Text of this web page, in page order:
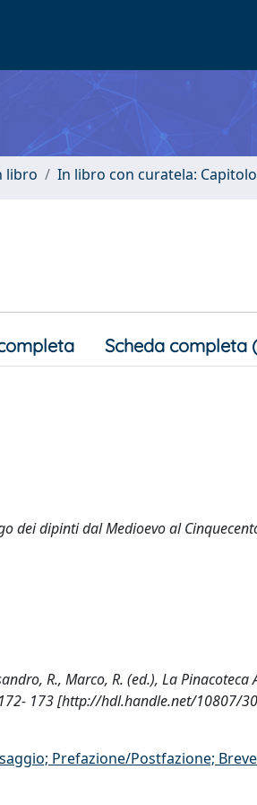
libro In libro con curatela:
Scheda completa
dei dipinti dal Medioevo al
R., Marco, R. (ed.), La
173 [http://hdl.handle.net/10807/
Prefazione/Postfazione;